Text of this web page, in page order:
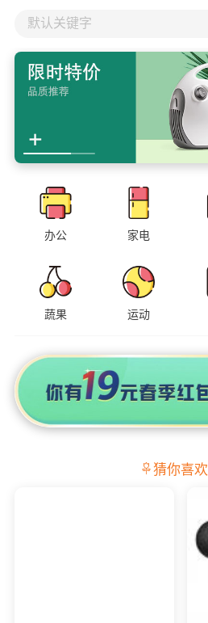
默认关键字
办公 家电
蔬果 运动
猜你喜欢